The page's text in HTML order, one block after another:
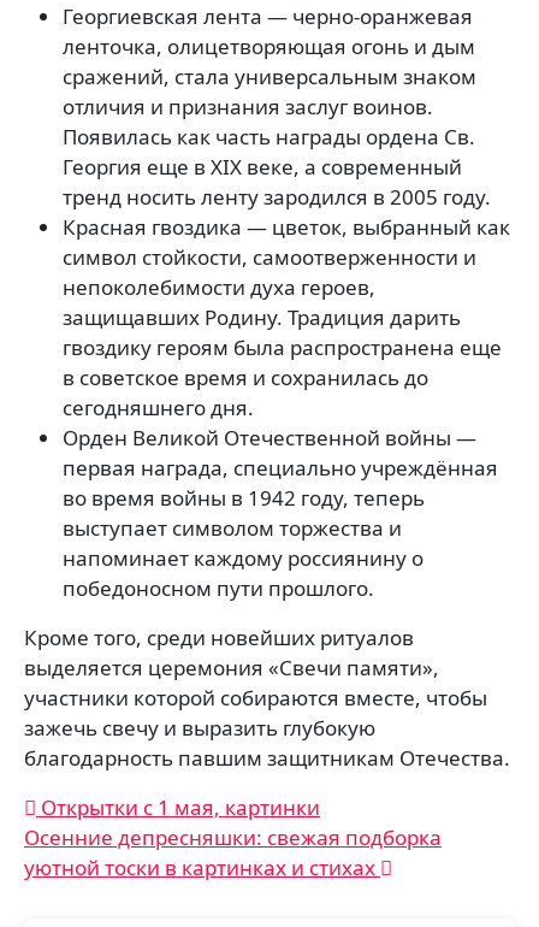
Георгиевская лента — черно-оранжевая
ленточка, олицетворяющая огонь и дым
сражений, стала универсальным знаком
отличия и признания заслуг воинов.
Появилась как часть награды ордена Св.
Георгия еще в XIX веке, а современный
тренд носить ленту зародился в 2005 году.
Красная гвоздика — цветок, выбранный как
символ стойкости, самоотверженности и
непоколебимости духа героев,
защищавших Родину. Традиция дарить
гвоздику героям была распространена еще
в советское время и сохранилась до
сегодняшнего дня.
Орден Великой Отечественной войны —
первая награда, специально учреждённая
во время войны в 1942 году, теперь
выступает символом торжества и
напоминает каждому россиянину о
победоносном пути прошлого.
Кроме того, среди новейших ритуалов
выделяется церемония «Свечи памяти»,
участники которой собираются вместе, чтобы
зажечь свечу и выразить глубокую
благодарность павшим защитникам Отечества.
Навигация
по
записям
Открытки с 1 мая, картинки
Осенние депресняшки: свежая подборка
уютной тоски в картинках и стихах